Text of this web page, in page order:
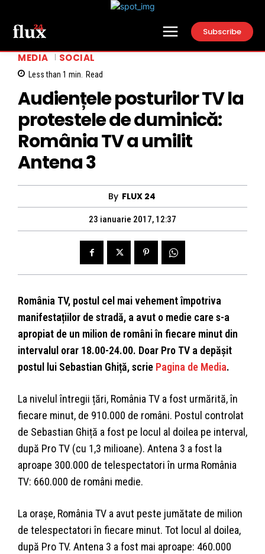
Subscribe
MEDIA SOCIAL
Less than 1 min. Read
Audiențele posturilor TV la
protestele de duminică:
România TV a umilit
Antena 3
By FLUX 24
23 ianuarie 2017, 12:37
România TV, postul cel mai vehement împotriva
manifestațiilor de stradă, a avut o medie care s-a
apropiat de un milion de români în fiecare minut din
intervalul orar 18.00-24.00. Doar Pro TV a depășit
postul lui Sebastian Ghiță, scrie Pagina de Media.
La nivelul întregii țări, România TV a fost urmărită, în
fiecare minut, de 910.000 de români. Postul controlat
de Sebastian Ghiță a fost pe locul al doilea pe interval,
după Pro TV (cu 1,3 milioane). Antena 3 a fost la
aproape 300.000 de telespectatori în urma România
TV: 660.000 de români medie.
La orașe, România TV a avut peste jumătate de milion
de telespectatori în fiecare minut. Tot locul al doilea,
după Pro TV. Antena 3 a fost mai aproape: 460.000